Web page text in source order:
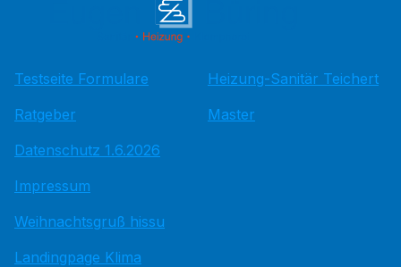
Testseite Formulare
Ratgeber
Datenschutz 1.6.2026
Impressum
Weihnachtsgruß hissu
Landingpage Klima
Heizung-Sanitär Teichert
Master